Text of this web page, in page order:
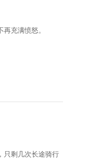
充满愤怒。
只剩几次长途骑行